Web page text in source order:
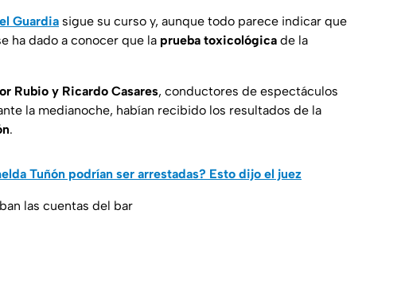
Guardia sigue su curso y, aunque todo parece indicar que
ha dado a conocer que la prueba toxicológica de la
Rubio y Ricardo Casares, conductores de espectáculos
la medianoche, habían recibido los resultados de la
.
Tuñón podrían ser arrestadas? Esto dijo el juez
las cuentas del bar